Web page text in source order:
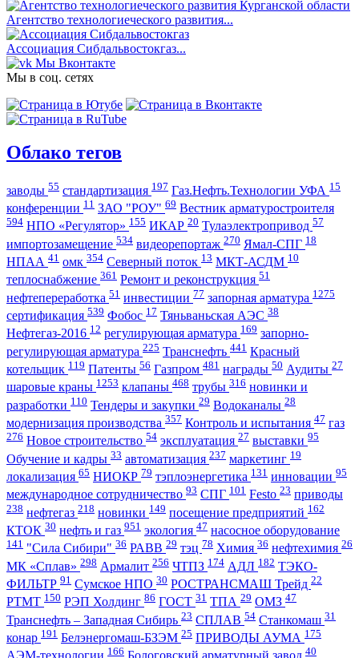
Агентство технологиеческого развития...
Ассоциация Сибдальвостокгаз...
Мы Вконтакте
Мы в соц. сетях
Облако тегов
заводы 55 стандартизация 197 Газ.Нефть.Технологии УФА 15
конференции 11 ЗАО "РОУ" 69 Вестник арматуростроителя
594 НПО «Регулятор» 155 ИКАР 20 Тулаэлектропривод 57
импортозамещение 534 видеорепортаж 270 Ямал-СПГ 18
НПАА 41 омк 354 Северный поток 13 МКТ-АСДМ 10
теплоснабжение 361 Ремонт и реконструкция 51
нефтепереработка 51 инвестиции 77 запорная арматура 1275
сертификация 539 Фобос 17 Тяньваньская АЭС 38
Нефтегаз-2016 12 регулирующая арматура 169 запорно-
регулирующая арматура 225 Транснефть 441 Красный
котельщик 119 Патенты 56 Газпром 481 награды 50 Аудиты 27
шаровые краны 1253 клапаны 468 трубы 316 новинки и
разработки 110 Тендеры и закупки 29 Водоканалы 28
модернизация производства 357 Контроль и испытания 47 газ
276 Новое строительство 54 эксплуатация 27 выставки 95
Обучение и кадры 33 автоматизация 237 маркетинг 19
локализация 65 НИОКР 79 тэплоэнергетика 131 инновации 95
международное сотрудничество 93 СПГ 101 Festo 23 приводы
238 нефтегаз 218 новинки 149 посещение предприятий 162
КТОК 30 нефть и газ 951 экология 47 насосное оборудование
141 "Сила Сибири" 36 РАВВ 29 тэц 78 Химия 36 нефтехимия 26
МК «Сплав» 298 Армалит 256 ЧТПЗ 174 АДЛ 182 ТЭКО-
ФИЛЬТР 91 Сумское НПО 30 РОСТРАНСМАШ Трейд 22
РТМТ 150 РЭП Холдинг 86 ГОСТ 31 ТПА 29 ОМЗ 47
Транснефть – Западная Сибирь 23 СПЛАВ 54 Станкомаш 31
конар 191 Белэнергомаш-БЗЭМ 25 ПРИВОДЫ АУМА 175
166 40